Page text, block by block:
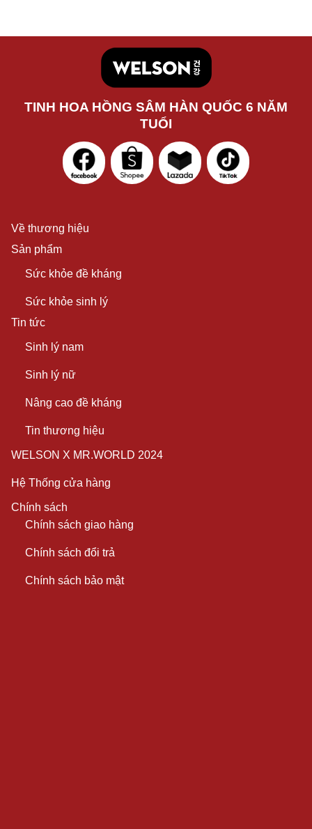
TINH HOA HỒNG SÂM HÀN QUỐC 6 NĂM
TUỔI
Về thương hiệu
Sản phẩm
Sức khỏe đề kháng
Sức khỏe sinh lý
Tin tức
Sinh lý nam
Sinh lý nữ
Nâng cao đề kháng
Tin thương hiệu
WELSON X MR.WORLD 2024
Hệ Thống cửa hàng
Chính sách
Chính sách giao hàng
Chính sách đổi trả
Chính sách bảo mật